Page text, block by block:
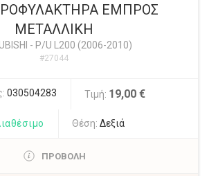
ΕΜΠΡΟΣ
ΜΕΤΑΛΛΙΚΗ
- P/U L200 (2006-2010)
#27044
030504283 Τιμή: 19,00 €
Θέση: Δεξιά
ΠΡΟΒΟΛΗ